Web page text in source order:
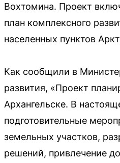
Вохтомина. Проект
план комплексного
населенных пунктов
Как сообщили в
развития, «Проект
Архангельске. В
подготовительные
земельных участков,
решений, привлечение